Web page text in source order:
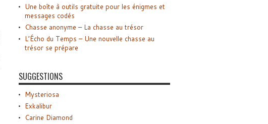
Une boîte à outils gratuite pour les énigmes et
messages codés
Chasse anonyme – La chasse au trésor
L’Écho du Temps – Une nouvelle chasse au
trésor se prépare
SUGGESTIONS
Mysteriosa
Exkalibur
Carine Diamond